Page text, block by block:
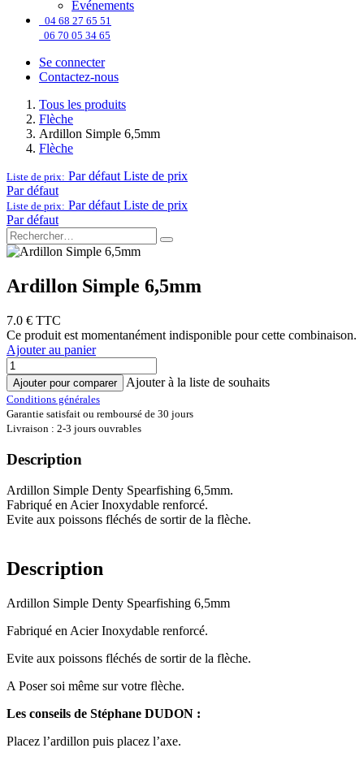
Événements
04 68 27 65 51
06 70 05 34 65
Se connecter
Contactez-nous
Tous les produits
Flèche
Ardillon Simple 6,5mm
Flèche
Liste de prix: Par défaut Liste de prix
Par défaut
Liste de prix: Par défaut Liste de prix
Par défaut
Ardillon Simple 6,5mm
7.0 € TTC
Ce produit est momentanément indisponible pour cette combinaison.
Ajouter au panier
Ajouter pour comparer Ajouter à la liste de souhaits
Conditions générales
Garantie satisfait ou remboursé de 30 jours
Livraison : 2-3 jours ouvrables
Description
Ardillon Simple Denty Spearfishing 6,5mm.
Fabriqué en Acier Inoxydable renforcé.
Evite aux poissons fléchés de sortir de la flèche.
Description
Ardillon Simple Denty Spearfishing 6,5mm
Fabriqué en Acier Inoxydable renforcé.
Evite aux poissons fléchés de sortir de la flèche.
A Poser soi même sur votre flèche.
Les conseils de Stéphane DUDON :
Placez l’ardillon puis placez l’axe.